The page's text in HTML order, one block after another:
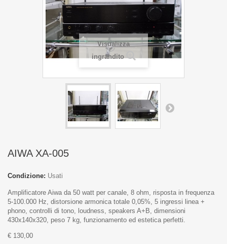
Visualizza
ingrandito
AIWA XA-005
Condizione: Usati
Amplificatore Aiwa da 50 watt per canale, 8 ohm, risposta in frequenza
5-100.000 Hz, distorsione armonica totale 0,05%, 5 ingressi linea +
phono, controlli di tono, loudness, speakers A+B, dimensioni
430x140x320, peso 7 kg, funzionamento ed estetica perfetti.
€ 130,00